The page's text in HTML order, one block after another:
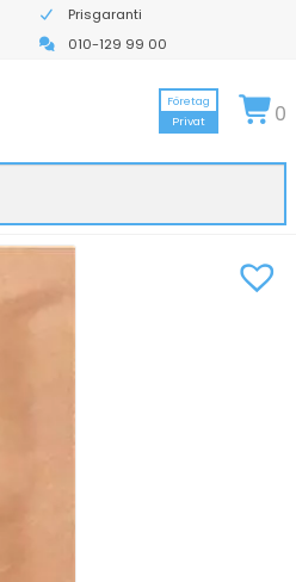
Prisgaranti
010-129 99 00
Företag
Privat
0